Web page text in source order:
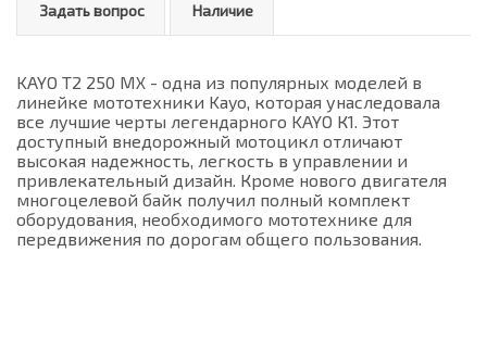
Задать вопрос Наличие
KAYO T2 250 MX - одна из популярных моделей в
линейке мототехники Kayo, которая унаследовала
все лучшие черты легендарного KAYO К1. Этот
доступный внедорожный мотоцикл отличают
высокая надежность, легкость в управлении и
привлекательный дизайн. Кроме нового двигателя
многоцелевой байк получил полный комплект
оборудования, необходимого мототехнике для
передвижения по дорогам общего пользования.